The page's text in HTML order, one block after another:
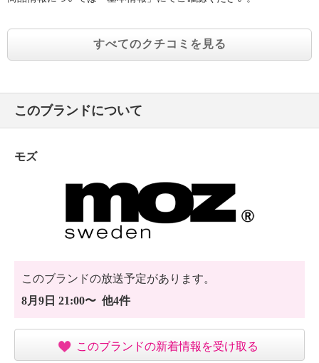
すべてのクチコミを見る
このブランドについて
モズ
このブランドの放送予定があります。
8月9日 21:00〜 他4件
このブランドの新着情報を受け取る